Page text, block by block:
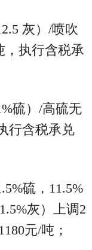
灰）/喷吹
，执行含税承
硫）/高硫无
行含税承兑
硫，11.5%
灰）上调2
元/吨；